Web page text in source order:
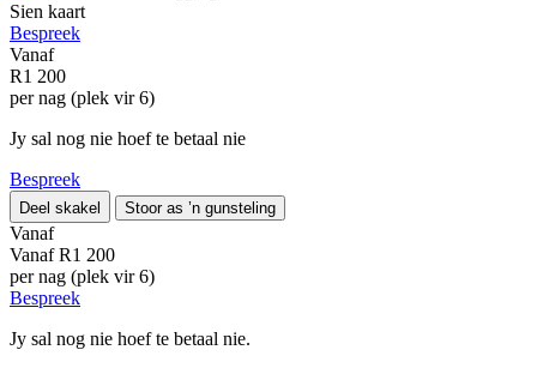
Sien kaart
Bespreek
Vanaf
R1 200
per nag (plek vir 6)
Jy sal nog nie hoef te betaal nie
Bespreek
Deel skakel Stoor as ’n gunsteling
Vanaf
Vanaf R1 200
per nag (plek vir 6)
Bespreek
Jy sal nog nie hoef te betaal nie.